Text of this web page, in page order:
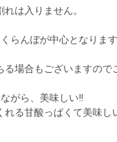
は入りません。
らんぼが中心となります
場合もございますので
がら、美味しい‼︎
れる甘酸っぱくて美味し